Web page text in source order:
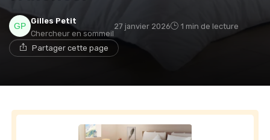
Gilles Petit
Chercheur en sommeil
27 janvier 2026 1 min de lecture
Partager cette page→ Je rejoins le club
Non merci, peut-être plus tard